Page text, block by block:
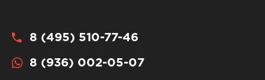
8 (495) 510-77-46
8 (936) 002-05-07